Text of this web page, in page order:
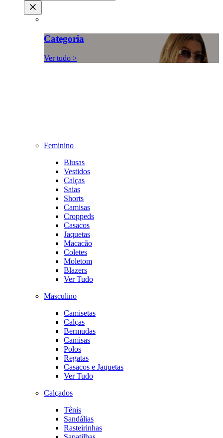
Categoria
Ver tudo >
Feminino
Blusas
Vestidos
Calças
Saias
Shorts
Camisas
Croppeds
Casacos
Jaquetas
Macacão
Coletes
Moletom
Blazers
Ver Tudo
Masculino
Camisetas
Calças
Bermudas
Camisas
Polos
Regatas
Casacos e Jaquetas
Ver Tudo
Calçados
Tênis
Sandálias
Rasteirinhas